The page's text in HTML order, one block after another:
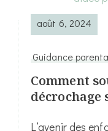
août 6, 2024
Guidance
Comment
décrochage
L’avenir des